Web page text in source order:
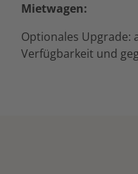
Mietwagen:
Optionales Upgrade:
Verfügbarkeit und